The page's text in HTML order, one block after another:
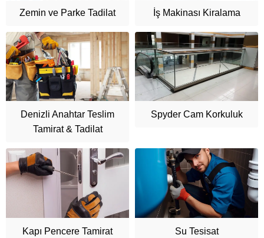
Zemin ve Parke Tadilat İş Makinası Kiralama
Denizli Anahtar Teslim
Tamirat & Tadilat
Spyder Cam Korkuluk
Kapı Pencere Tamirat Su Tesisat